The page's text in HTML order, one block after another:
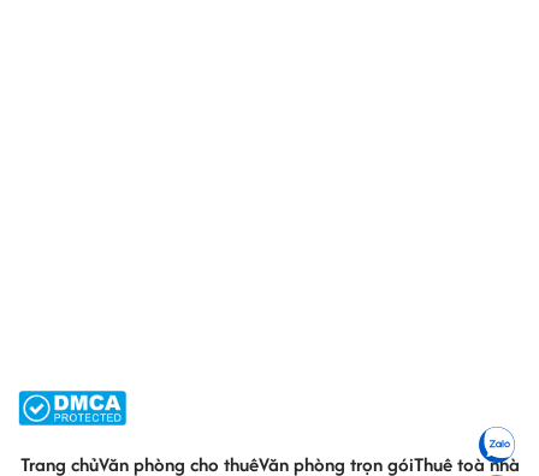
Trang chủVăn phòng cho thuêVăn phòng trọn góiThuê toà nhà